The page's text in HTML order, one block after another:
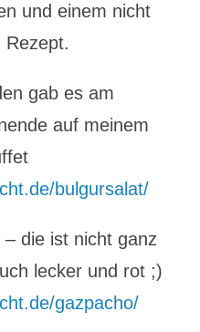
und einem nicht
Rezept.
gab es am
auf meinem
bulgursalat/
die ist nicht ganz
lecker und rot ;)
gazpacho/